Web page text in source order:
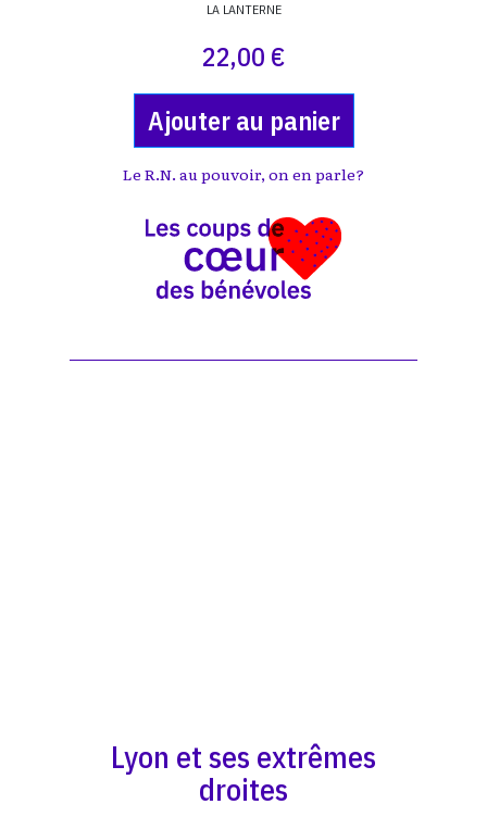
LA LANTERNE
22,00 €
Ajouter au panier
Le R.N. au pouvoir, on en parle?
Lyon et ses extrêmes
droites